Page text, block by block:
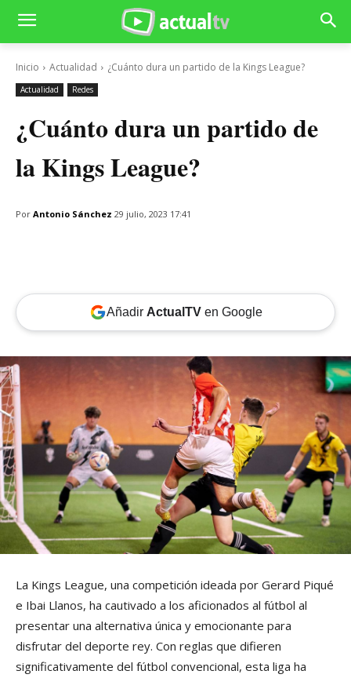
Inicio Actualidad ¿Cuánto dura un partido de la Kings League?
Actualidad Redes
¿Cuánto dura un partido de
la Kings League?
Por Antonio Sánchez 29 julio, 2023 17:41
Añadir ActualTVen Google
La Kings League, una competición ideada por Gerard Piqué
e Ibai Llanos, ha cautivado a los aficionados al fútbol al
presentar una alternativa única y emocionante para
disfrutar del deporte rey. Con reglas que difieren
significativamente del fútbol convencional, esta liga ha